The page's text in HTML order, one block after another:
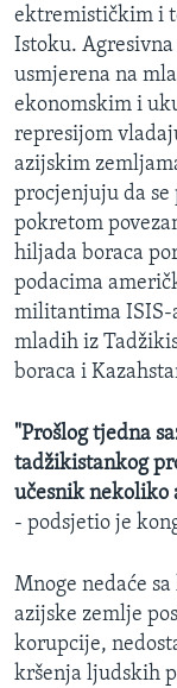
ektremističkim i
Istoku.
usmjerena na
ekonomskim i
represijom
azijskim
procjenjuju da se
pokretom
hiljada boraca
podacima
militantima ISIS-
mladih iz
boraca i
"Prošlog tjedna
tadžikistankog
učesnik nekoliko
- podsjetio je
Mnoge nedaće
azijske zemlje
korupcije,
kršenja ljudskih